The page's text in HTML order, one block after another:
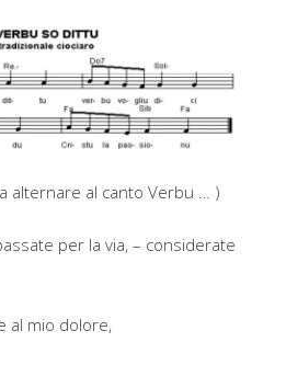
alternare al canto Verbu … )
per la via, – considerate
al mio dolore,